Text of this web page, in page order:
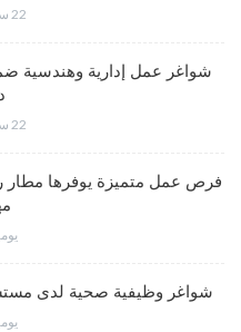
22 ساعة منذ
شواغر عمل إدارية وهندسية
22 ساعة منذ
فرص عمل متميزة يوفرها مطار
شواغر وظيفية صحية لدى